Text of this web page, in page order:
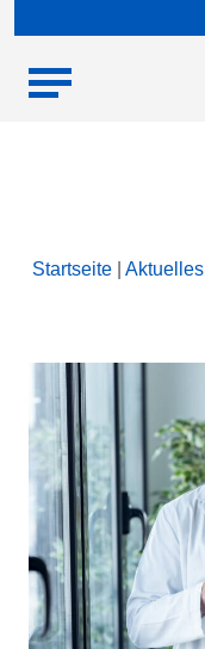
Startseite Aktuelles